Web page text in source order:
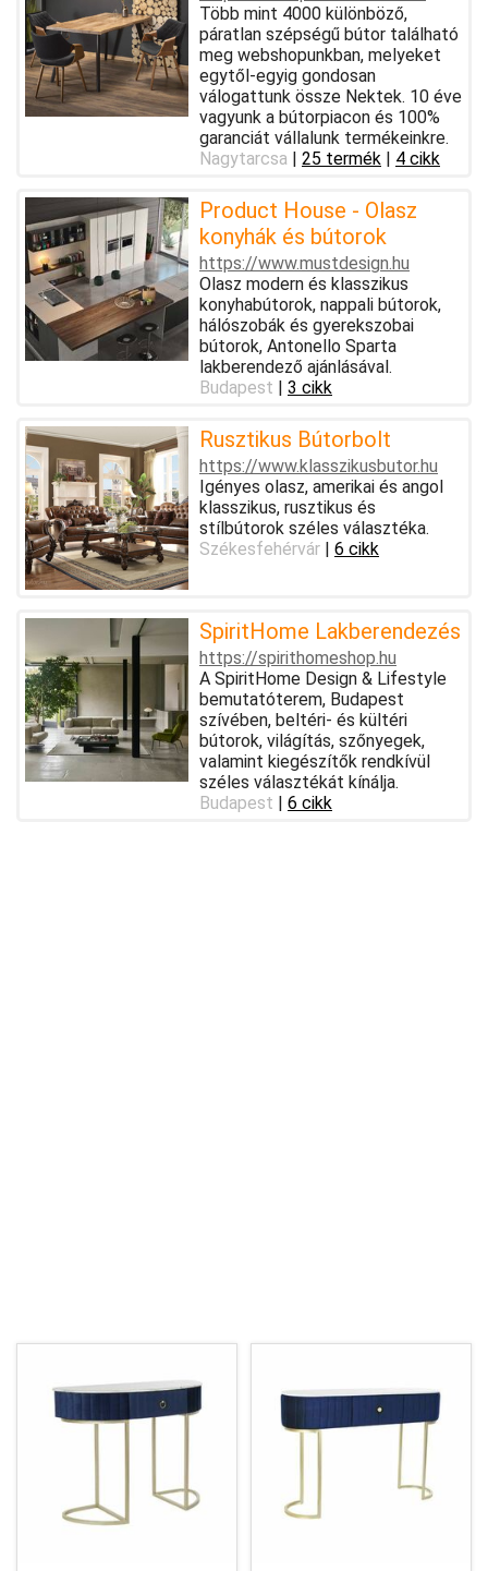
Több mint 4000 különböző,
páratlan szépségű bútor található
meg webshopunkban, melyeket
egytől-egyig gondosan
válogattunk össze Nektek. 10 éve
vagyunk a bútorpiacon és 100%
garanciát vállalunk termékeinkre.
Nagytarcsa | 25 termék | 4 cikk
Product House - Olasz
konyhák és bútorok
https://www.mustdesign.hu
Olasz modern és klasszikus
konyhabútorok, nappali bútorok,
hálószobák és gyerekszobai
bútorok, Antonello Sparta
lakberendező ajánlásával.
Budapest | 3 cikk
Rusztikus Bútorbolt
https://www.klasszikusbutor.hu
Igényes olasz, amerikai és angol
klasszikus, rusztikus és
stílbútorok széles választéka.
Székesfehérvár | 6 cikk
SpiritHome Lakberendezés
https://spirithomeshop.hu
A SpiritHome Design & Lifestyle
bemutatóterem, Budapest
szívében, beltéri- és kültéri
bútorok, világítás, szőnyegek,
valamint kiegészítők rendkívül
széles választékát kínálja.
Budapest | 6 cikk